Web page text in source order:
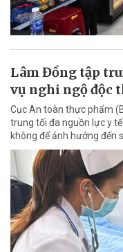
Lâm Đồng tập
vụ nghi ngộ độc
Cục An toàn thực phẩm
trung tối đa nguồn lực y
không để ảnh hưởng đến